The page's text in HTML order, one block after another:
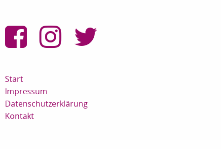
Start
Impressum
Datenschutzerklärung
Kontakt